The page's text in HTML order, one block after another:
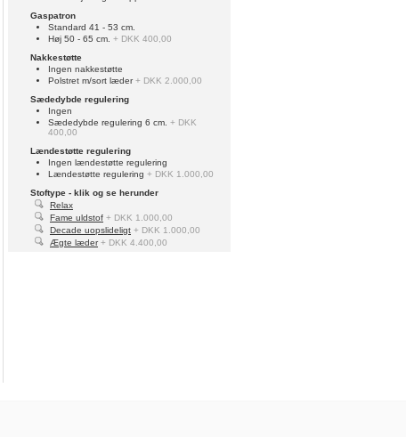
Gaspatron
Standard 41 - 53 cm.
Høj 50 - 65 cm. + DKK 400,00
Nakkestøtte
Ingen nakkestøtte
Polstret m/sort læder+ DKK 2.000,00
Sædedybde regulering
Ingen
Sædedybde regulering 6 cm. + DKK
400,00
Lændestøtte regulering
Ingen lændestøtte regulering
Lændestøtte regulering + DKK 1.000,00
Stoftype - klik og se herunder
Relax
Fame uldstof + DKK 1.000,00
Decade uopslideligt + DKK 1.000,00
Ægte læder + DKK 4.400,00